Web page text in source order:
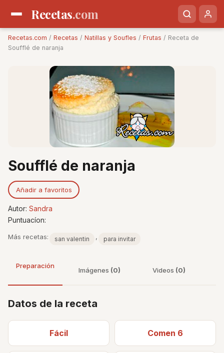
Recetas.com
Recetas.com / Recetas / Natillas y Soufles / Frutas / Receta de
Soufflé de naranja
Soufflé de naranja
Añadir a favoritos
Autor: Sandra
Puntuacíon:
Más recetas: san valentin , para invitar
Preparación
Imágenes (0) Videos (0)
Datos de la receta
Fácil Comen 6